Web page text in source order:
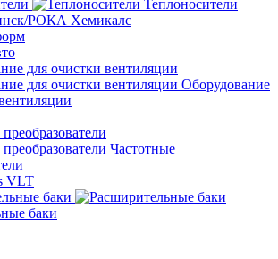
Теплоносители
РОКА Хемикалс
Оборудование
Частотные
VLT
баки